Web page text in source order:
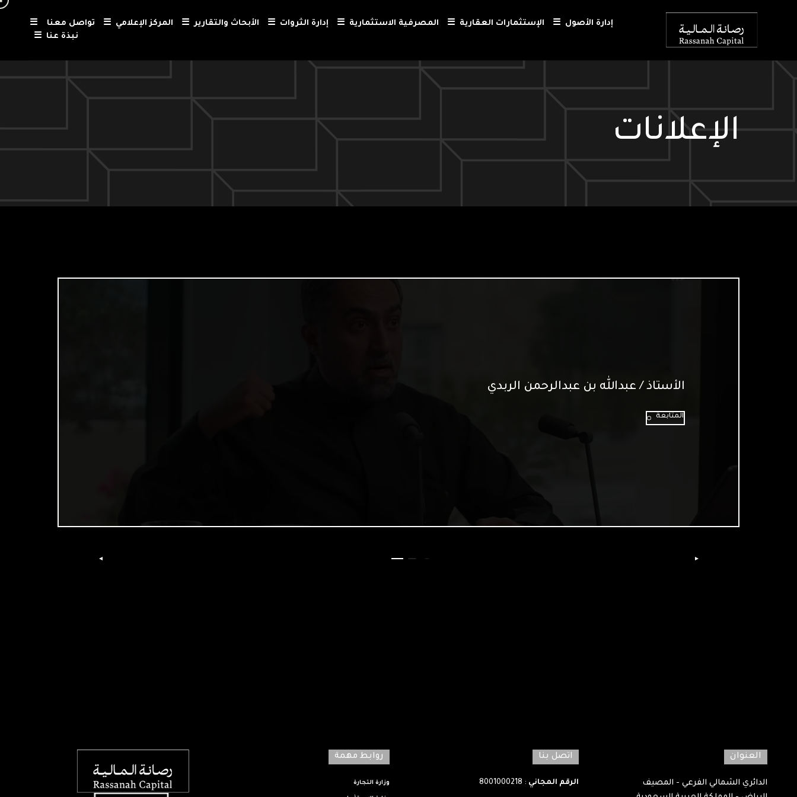
تواصل معنا ☰ المركز الإعلامي ☰ الأبحاث والتقارير ☰ إدارة الثروات ☰ المصرفية الاستثمارية ☰ الإستثمارات العقارية ☰ إدارة الأصول ☰
نبذة عنا ☰
الإعلانات
الأستاذ / عبدالله بن عبدالرحمن الربدي
المتابعة
روابط مهمة
وزارة التجارة
اتصل بنا
الرقم المجاني : 8001000218
العنوان
الدائري الشمالي الفرعي - المصيف